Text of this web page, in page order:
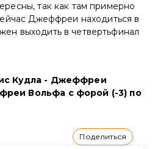
так как там примерно
Джеффреи находиться в
выходить в четвертьфинал
Кудла - Джеффреи
Вольфа с форой (-3) по
Поделиться